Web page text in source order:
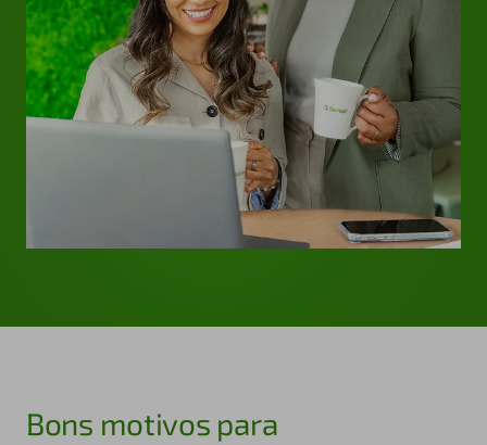
Bons motivos para